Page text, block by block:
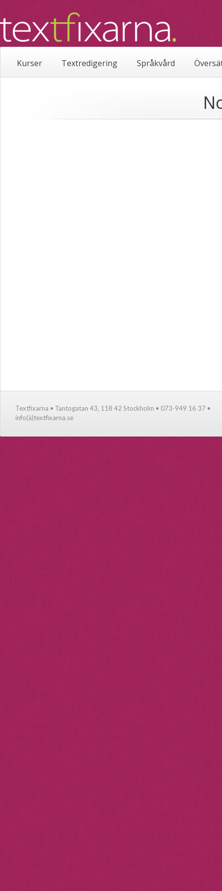
Kurser Textredigering Språkvård
Textfixarna • Tantogatan 43, 118 42 Stockholm • 073-949 16 37 •
info(à)textfixarna.se